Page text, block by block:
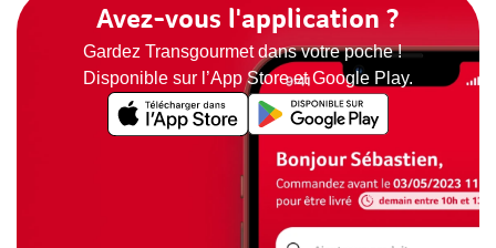
Avez-vous l'application ?
Gardez Transgourmet dans votre poche !
Disponible sur l’App Store et Google Play.